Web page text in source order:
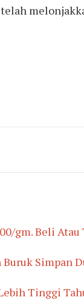
gm. Beli Atau
Simpan
Tinggi